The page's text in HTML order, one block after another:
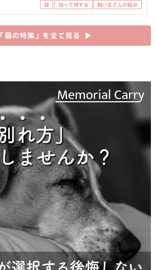
猫 知って得する 飼い主さんの悩み
「猫の特集」を全て見る ▶︎